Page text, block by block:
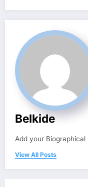
Belkide
Add your Biographical
View All Posts